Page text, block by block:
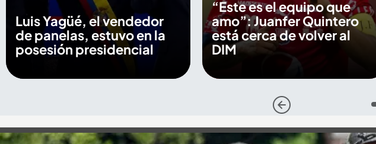
Luis Yagüé, el vendedor
de panelas, estuvo en la
posesión presidencial
“Este es el equipo que
amo”: Juanfer Quintero
está cerca de volver al
DIM